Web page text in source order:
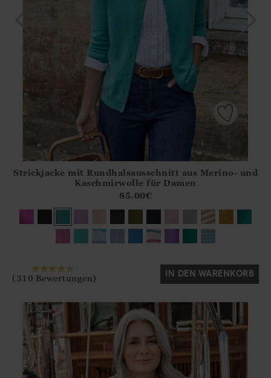
?? ""
Ja Nein
Strickjacke mit Rundhalsausschnitt aus Merino- und
Kaschmirwolle für Damen
85.00€
(310 Bewertungen) IN DEN WARENKORB